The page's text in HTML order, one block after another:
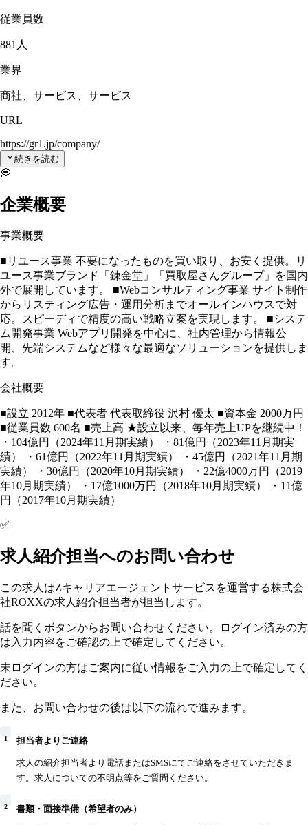
従業員数
881人
業界
商社、サービス、サービス
URL
https://gr1.jp/company/
続きを読む
💭
企業概要
事業概要
■リユース事業 不要になったものを買い取り、お安く提供。リ
ユース事業ブランド「錬金堂」「買取屋さんグループ」を国内
外で展開しています。 ■Webコンサルティング事業 サイト制作
からリスティング広告・運用分析までオールインハウスで対
応。スピーディで精度の高い戦略立案を実現します。 ■システ
ム開発事業 Webアプリ開発を中心に、社内管理から情報公
開、先端システムなど様々な最適なソリューションを提供しま
す。
会社概要
■設立 2012年 ■代表者 代表取締役 沢村 優太 ■資本金 2000万円
■従業員数 600名 ■売上高 ★設立以来、毎年売上UPを継続中！
・104億円（2024年11月期実績） ・81億円（2023年11月期実
績） ・61億円（2022年11月期実績） ・45億円（2021年11月期
実績） ・30億円（2020年10月期実績） ・22億4000万円（2019
年10月期実績） ・17億1000万円（2018年10月期実績） ・11億
円（2017年10月期実績）
✅
求人紹介担当へのお問い合わせ
この求人はZキャリアエージェントサービスを運営する株式会
社ROXXの求人紹介担当者が担当します。
話を聞くボタンからお問い合わせください。ログイン済みの方
は入力内容をご確認の上で確定してください。
未ログインの方はご案内に従い情報をご入力の上で確定してく
ださい。
また、お問い合わせの後は以下の流れで進みます。
1 担当者よりご連絡
求人の紹介担当者より電話またはSMSにてご連絡をさせていただきま
す。求人についての不明点等をご質問ください。
2 書類・面接準備（希望者のみ）